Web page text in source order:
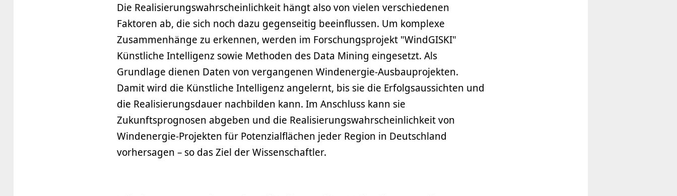
Die Realisierungswahrscheinlichkeit hängt also von vielen verschiedenen
Faktoren ab, die sich noch dazu gegenseitig beeinflussen. Um komplexe
Zusammenhänge zu erkennen, werden im Forschungsprojekt "WindGISKI"
Künstliche Intelligenz sowie Methoden des Data Mining eingesetzt. Als
Grundlage dienen Daten von vergangenen Windenergie-Ausbauprojekten.
Damit wird die Künstliche Intelligenz angelernt, bis sie die Erfolgsaussichten und
die Realisierungsdauer nachbilden kann. Im Anschluss kann sie
Zukunftsprognosen abgeben und die Realisierungswahrscheinlichkeit von
Windenergie-Projekten für Potenzialflächen jeder Region in Deutschland
vorhersagen – so das Ziel der Wissenschaftler.